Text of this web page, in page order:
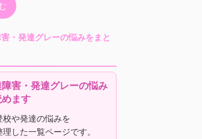
・発達グレーの悩みをまと
害・発達グレーの悩み
ます
校や発達の悩みを
した一覧ページです。